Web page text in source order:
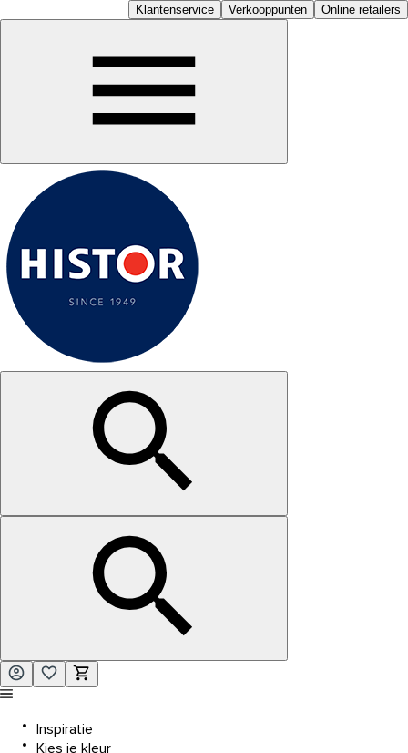
Klantenservice Verkooppunten Online retailers
Inspiratie
Kies je kleur